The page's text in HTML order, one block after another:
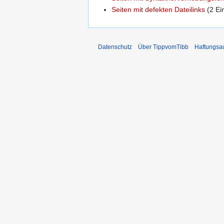
Seiten mit defekten Dateilinks (2
Datenschutz Über TippvomTibb